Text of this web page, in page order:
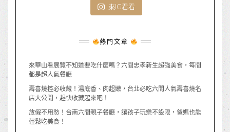
來IG看看
熱門文章
來華山看展覽不知道要吃什麼嗎？六間忠孝新生超強美食，每間
都是超人氣餐廳
壽喜燒控必收藏！湯底香、肉超嫩，台北必吃六間人氣壽喜燒名
店大公開，趕快收藏起來吧！
放假不用愁！台南六間親子餐廳，讓孩子玩樂不設限，爸媽也能
輕鬆吃美食！